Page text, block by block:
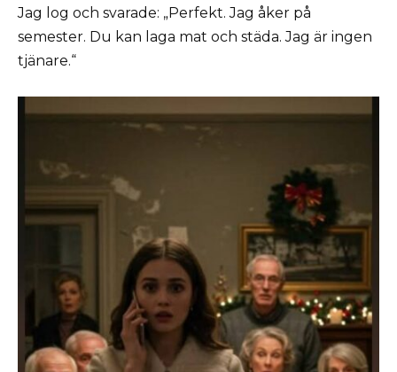
Jag log och svarade: „Perfekt. Jag åker på
semester. Du kan laga mat och städa. Jag är ingen
tjänare.“